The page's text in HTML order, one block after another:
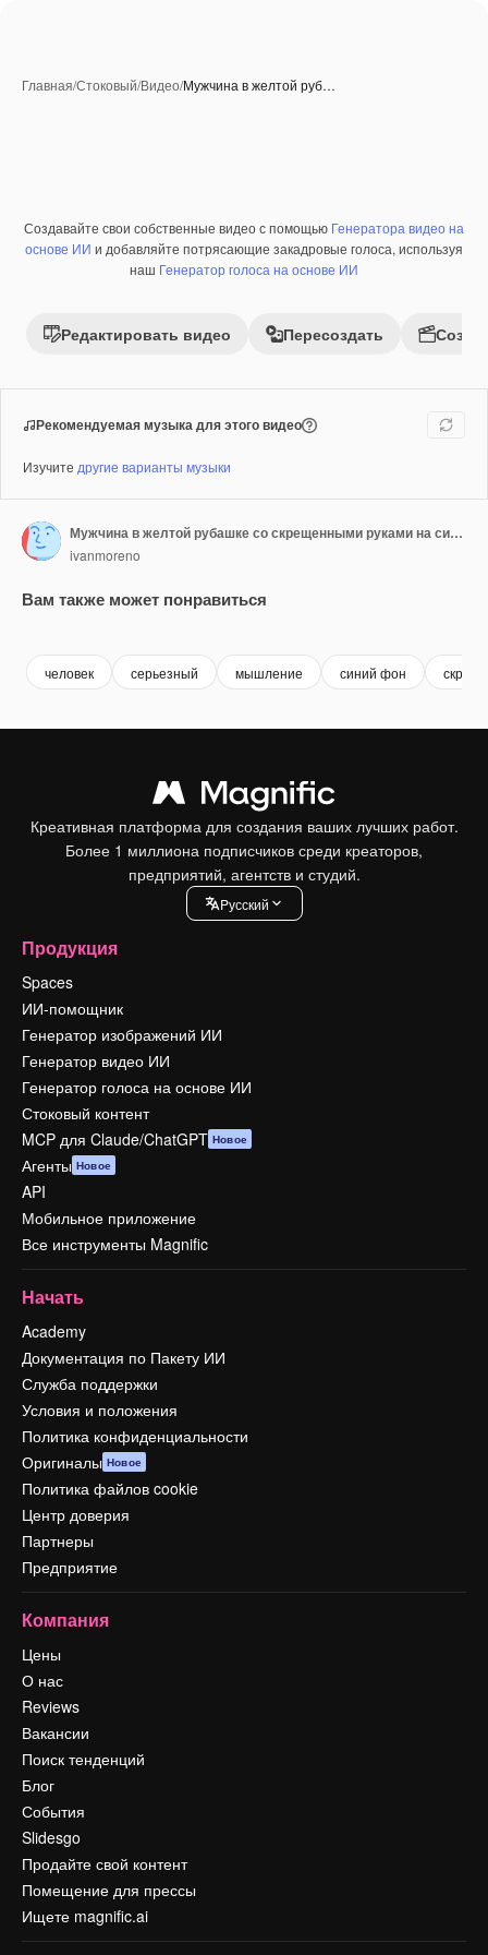
Главная/Стоковый/Видео/Мужчина в желтой руб…
Премиум
Создавайте свои собственные видео с помощью Генератора видео на
основе ИИ и добавляйте потрясающие закадровые голоса, используя
наш Генератор голоса на основе ИИ
Редактировать видео Пересоздать
Рекомендуемая музыка для этого видео
Изучите другие варианты музыки
Мужчина в желтой рубашке со скрещенными руками на синем фоне
ivanmoreno
Вам также может понравиться
человек серьезный мышление синий фон
Креативная платформа для создания ваших лучших работ.
Более 1 миллиона подписчиков среди креаторов,
предприятий, агентств и студий.
Pусский
Продукция
Spaces
ИИ-помощник
Генератор изображений ИИ
Генератор видео ИИ
Генератор голоса на основе ИИ
Стоковый контент
MCP для Claude/ChatGPT Новое
Агенты Новое
API
Мобильное приложение
Все инструменты Magnific
Начать
Academy
Документация по Пакету ИИ
Служба поддержки
Условия и положения
Политика конфиденциальности
Оригиналы Новое
Политика файлов cookie
Центр доверия
Партнеры
Предприятие
Компания
Цены
О нас
Reviews
Вакансии
Поиск тенденций
Блог
События
Slidesgo
Продайте свой контент
Помещение для прессы
Ищете magnific.ai